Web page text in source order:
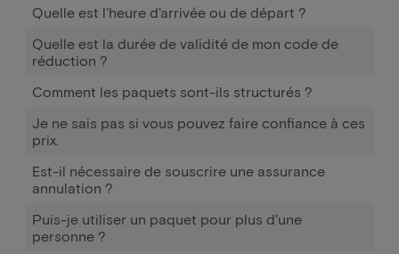
Quelle est l'heure d'arrivée ou de départ ?
Quelle est la durée de validité de mon code de
réduction ?
Comment les paquets sont-ils structurés ?
Je ne sais pas si vous pouvez faire confiance à ces
prix.
Est-il nécessaire de souscrire une assurance
annulation ?
Puis-je utiliser un paquet pour plus d'une
personne ?